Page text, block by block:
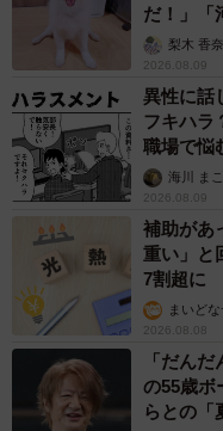
だ！」「
梨木 香奈
2026.08.09
異性に話
フキハラ
職場で悩
海川 ま
2026.08.09
補助があ
重い」と
7割超に
まいど
2026.08.08
「だん
の55歳
らとの「